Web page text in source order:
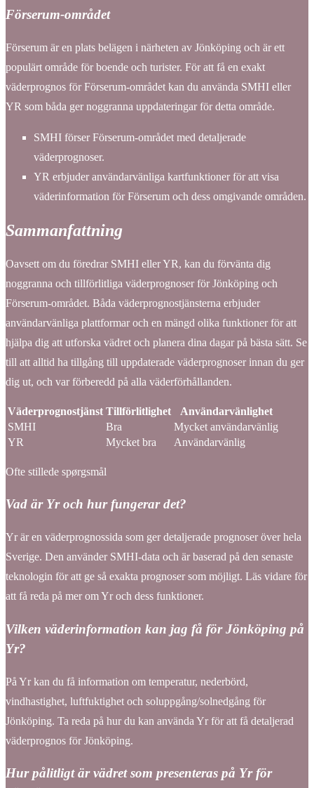
Förserum-området
Förserum är en plats belägen i närheten av Jönköping och är ett
populärt område för boende och turister. För att få en exakt
väderprognos för Förserum-området kan du använda SMHI eller
YR som båda ger noggranna uppdateringar för detta område.
SMHI förser Förserum-området med detaljerade
väderprognoser.
YR erbjuder användarvänliga kartfunktioner för att visa
väderinformation för Förserum och dess omgivande områden.
Sammanfattning
Oavsett om du föredrar SMHI eller YR, kan du förvänta dig
noggranna och tillförlitliga väderprognoser för Jönköping och
Förserum-området. Båda väderprognostjänsterna erbjuder
användarvänliga plattformar och en mängd olika funktioner för att
hjälpa dig att utforska vädret och planera dina dagar på bästa sätt. Se
till att alltid ha tillgång till uppdaterade väderprognoser innan du ger
dig ut, och var förberedd på alla väderförhållanden.
Väderprognostjänst Tillförlitlighet
Användarvänlighet
SMHI
Bra
Mycket användarvänlig
YR
Mycket bra Användarvänlig
Ofte stillede spørgsmål
Vad är Yr och hur fungerar det?
Yr är en väderprognossida som ger detaljerade prognoser över hela
Sverige. Den använder SMHI-data och är baserad på den senaste
teknologin för att ge så exakta prognoser som möjligt. Läs vidare för
att få reda på mer om Yr och dess funktioner.
Vilken väderinformation kan jag få för Jönköping på
Yr?
På Yr kan du få information om temperatur, nederbörd,
vindhastighet, luftfuktighet och soluppgång/solnedgång för
Jönköping. Ta reda på hur du kan använda Yr för att få detaljerad
väderprognos för Jönköping.
Hur pålitligt är vädret som presenteras på Yr för